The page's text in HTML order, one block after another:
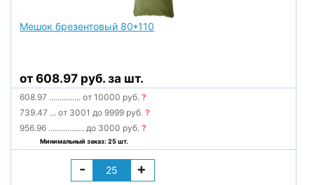
Мешок брезентовый 80*110
от 608.97 руб. за шт.
608.97 ............... от 10000 руб.?
739.47 ... от 3001 до 9999 руб.?
956.96 ................. до 3000 руб.?
Минимальный заказ: 25 шт.
- +